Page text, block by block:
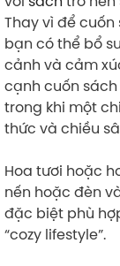
Thay vì để
bạn có thể bổ
cảnh và cảm
cạnh cuốn
trong khi một
thức và chiều
Hoa tươi hoặc
nến hoặc đèn
đặc biệt phù
“cozy lifestyle”.